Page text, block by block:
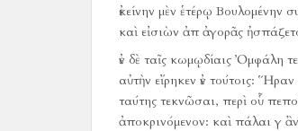
ἐκείνην μὲν ἑτέρῳ
καὶ εἰσιὼν ἀπ ἀγορᾶς
ἐν δὲ ταῖς κωμῳδίαις Ὀμφάλη
αὐτὴν εἴρηκεν ἐν τούτοις: Ἥραν
ταύτης τεκνῶσαι, περὶ οὗ
ἀποκρινόμενον: καὶ πάλαι γ